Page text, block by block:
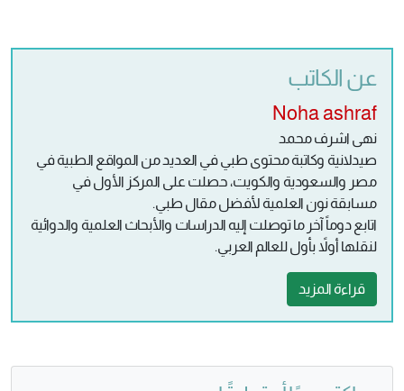
عن الكاتب
Noha ashraf
نهى اشرف محمد
صيدلانية وكاتبة محتوى طبي في العديد من المواقع الطبية في
مصر والسعودية والكويت، حصلت على المركز الأول في
مسابقة نون العلمية لأفضل مقال طبي.
اتابع دوماً آخر ما توصلت إليه الدراسات والأبحاث العلمية والدوائية
لنقلها أولاً بأول للعالم العربي.
قراءة المزيد